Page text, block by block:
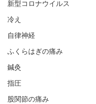
新型コロナウイルス
冷え
自律神経
ふくらはぎの痛み
鍼灸
指圧
股関節の痛み